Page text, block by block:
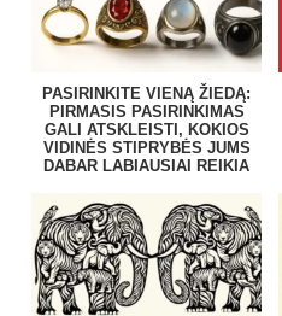
PASIRINKITE VIENĄ ŽIEDĄ:
PIRMASIS PASIRINKIMAS
GALI ATSKLEISTI, KOKIOS
VIDINĖS STIPRYBĖS JUMS
DABAR LABIAUSIAI REIKIA